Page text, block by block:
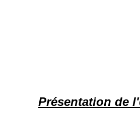
Présentation de